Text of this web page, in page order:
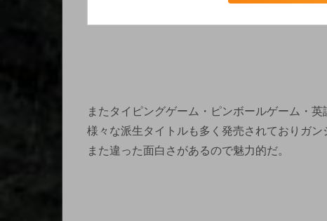
またタイピングゲーム・ピンボールゲーム・
様々な派生タイトルも多く発売されておりガン
また違った面白さがあるので魅力的だ。